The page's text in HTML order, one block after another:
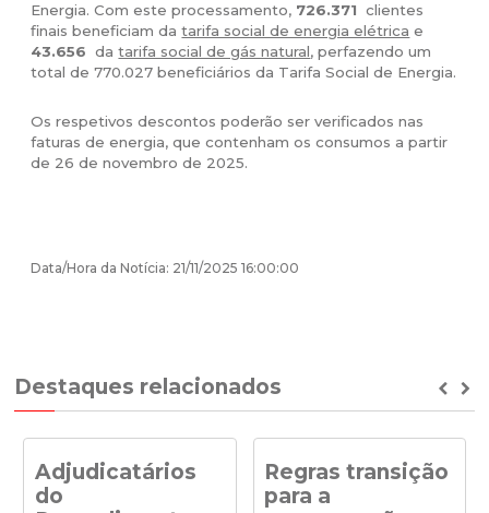
Energia. Com este processamento, 726.371 clientes
finais beneficiam datarifa social de energia elétrica e
43.656 datarifa social de gás natural, perfazendo um
total de 770.027 beneficiários da Tarifa Social de Energia.
Os respetivos descontos poderão ser verificados nas
faturas de energia, que contenham os consumos a partir
de 26 de novembro de 2025.
Data/Hora da Notícia: 21/11/2025 16:00:00
Destaques relacionados
Adjudicatários
do
Regras transição
para a